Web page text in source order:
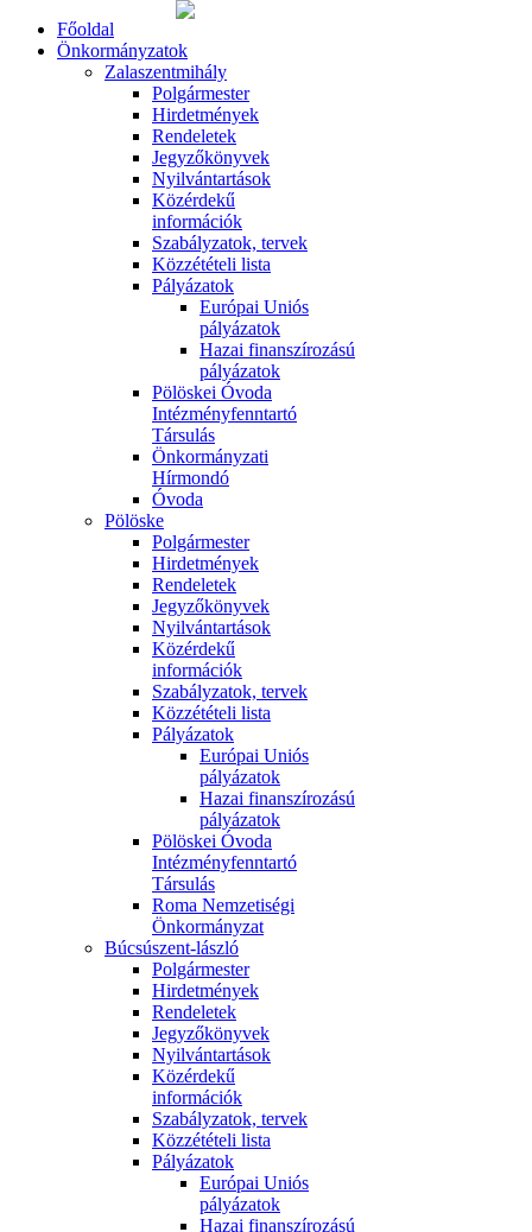
Főoldal
Önkormányzatok
Zalaszentmihály
Polgármester
Hirdetmények
Rendeletek
Jegyzőkönyvek
Nyilvántartások
Közérdekű
információk
Szabályzatok, tervek
Közzétételi lista
Pályázatok
Európai Uniós
pályázatok
Hazai finanszírozású
pályázatok
Pölöskei Óvoda
Intézményfenntartó
Társulás
Önkormányzati
Hírmondó
Óvoda
Pölöske
Polgármester
Hirdetmények
Rendeletek
Jegyzőkönyvek
Nyilvántartások
Közérdekű
információk
Szabályzatok, tervek
Közzétételi lista
Pályázatok
Európai Uniós
pályázatok
Hazai finanszírozású
pályázatok
Pölöskei Óvoda
Intézményfenntartó
Társulás
Roma Nemzetiségi
Önkormányzat
Búcsúszent-lászló
Polgármester
Hirdetmények
Rendeletek
Jegyzőkönyvek
Nyilvántartások
Közérdekű
információk
Szabályzatok, tervek
Közzétételi lista
Pályázatok
Európai Uniós
pályázatok
Hazai finanszírozású